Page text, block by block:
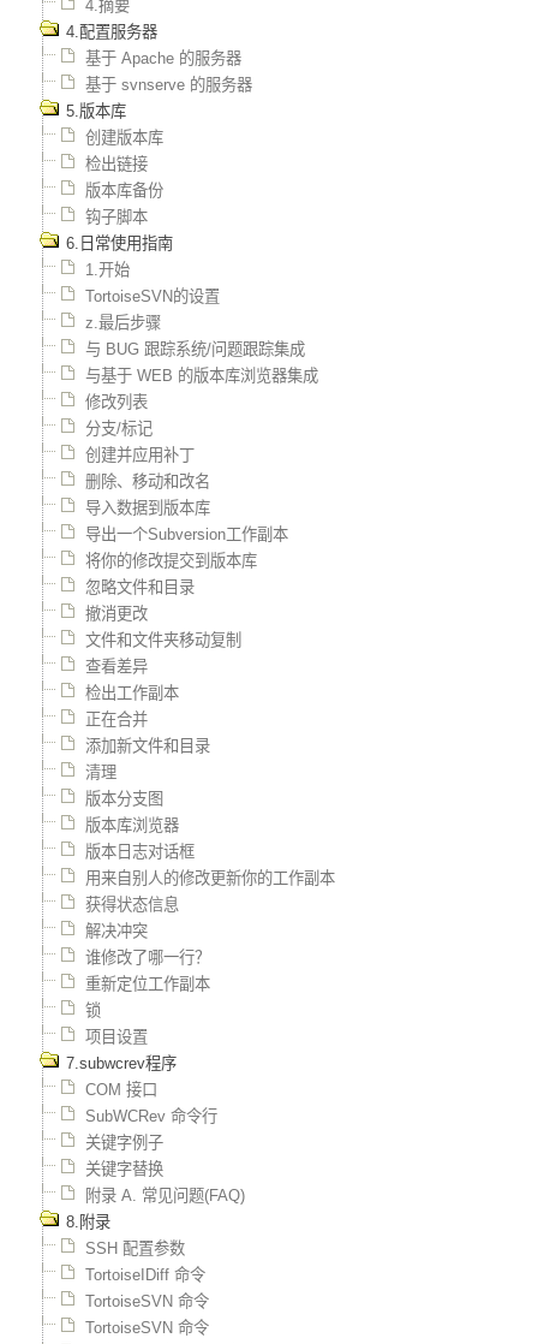
4.摘要
4.配置服务器
基于 Apache 的服务器
基于 svnserve 的服务器
5.版本库
创建版本库
检出链接
版本库备份
钩子脚本
6.日常使用指南
1.开始
TortoiseSVN的设置
z.最后步骤
与 BUG 跟踪系统/问题跟踪集成
与基于 WEB 的版本库浏览器集成
修改列表
分支/标记
创建并应用补丁
删除、移动和改名
导入数据到版本库
导出一个Subversion工作副本
将你的修改提交到版本库
忽略文件和目录
撤消更改
文件和文件夹移动复制
查看差异
检出工作副本
正在合并
添加新文件和目录
清理
版本分支图
版本库浏览器
版本日志对话框
用来自别人的修改更新你的工作副本
获得状态信息
解决冲突
谁修改了哪一行？
重新定位工作副本
锁
项目设置
7.subwcrev程序
COM 接口
SubWCRev 命令行
关键字例子
关键字替换
附录 A. 常见问题(FAQ)
8.附录
SSH 配置参数
TortoiseIDiff 命令
TortoiseSVN 命令
TortoiseSVN 命令